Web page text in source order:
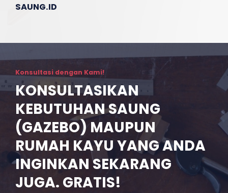
SAUNG.ID
Konsultasi dengan Kami!
KONSULTASIKAN
KEBUTUHAN SAUNG
(GAZEBO) MAUPUN
RUMAH KAYU YANG ANDA
INGINKAN SEKARANG
JUGA. GRATIS!